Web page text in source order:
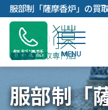
服部制「薩摩香炉」の買
無料通話
服部制「